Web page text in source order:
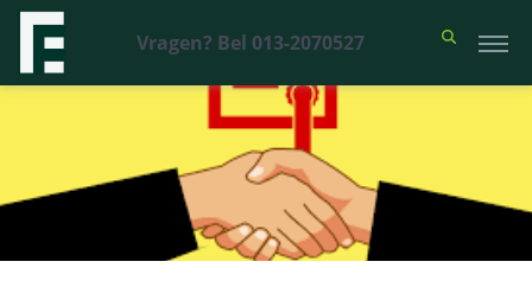
Vragen? Bel 013-2070527